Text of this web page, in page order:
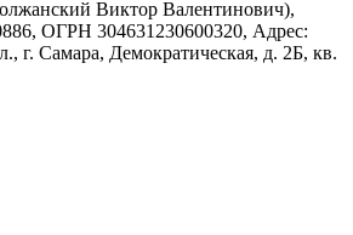
Виктор Валентинович),
ОГРН 304631230600320, Адрес:
г. Самара, Демократическая, д. 2Б, кв.